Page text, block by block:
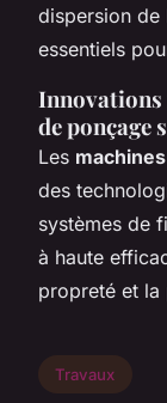
dispersion de
essentiels
Innovations
de ponçage
Les
des
systèmes de
à haute
propreté et la
Travaux